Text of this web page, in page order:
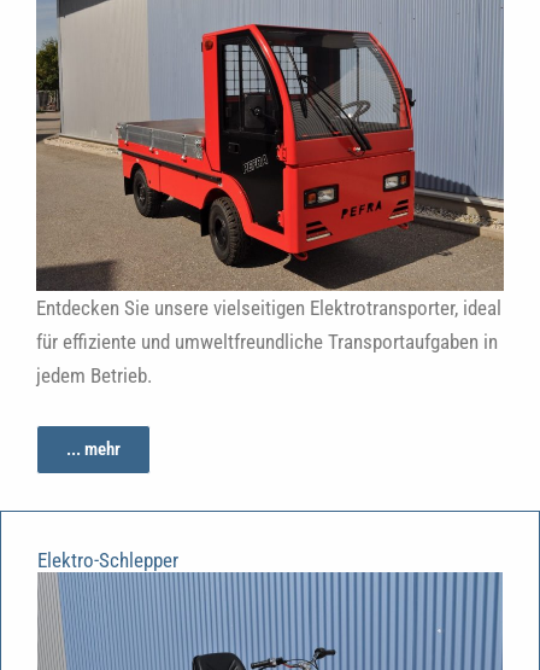
Entdecken Sie unsere vielseitigen Elektrotransporter, ideal
für effiziente und umweltfreundliche Transportaufgaben in
jedem Betrieb.
... mehr
Elektro-Schlepper